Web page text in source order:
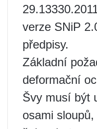
verze SNiP
předpisy.
Základní
deformační
Švy musí být
osami